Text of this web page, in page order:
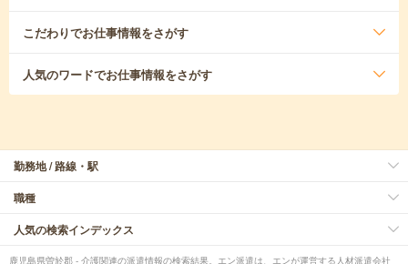
こだわりでお仕事情報をさがす
人気のワードでお仕事情報をさがす
勤務地 / 路線・駅
職種
人気の検索インデックス
鹿児島県曽於郡 - 介護関連の派遣情報の検索結果。エン派遣は、エンが運営する人材派遣会社